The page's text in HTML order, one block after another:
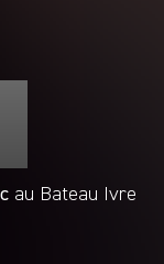
au Bateau Ivre